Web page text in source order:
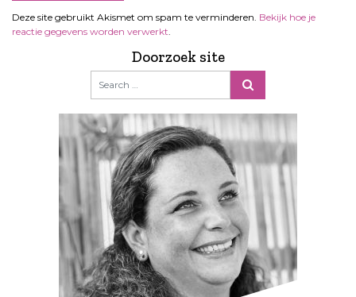
Deze site gebruikt Akismet om spam te verminderen. Bekijk hoe je
reactie gegevens worden verwerkt
Doorzoek site